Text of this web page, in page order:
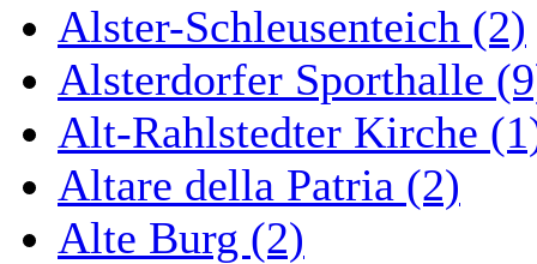
Alster-Schleusenteich (2)
Alsterdorfer Sporthalle
Alt-Rahlstedter Kirche
Altare della Patria (2)
Alte Burg (2)